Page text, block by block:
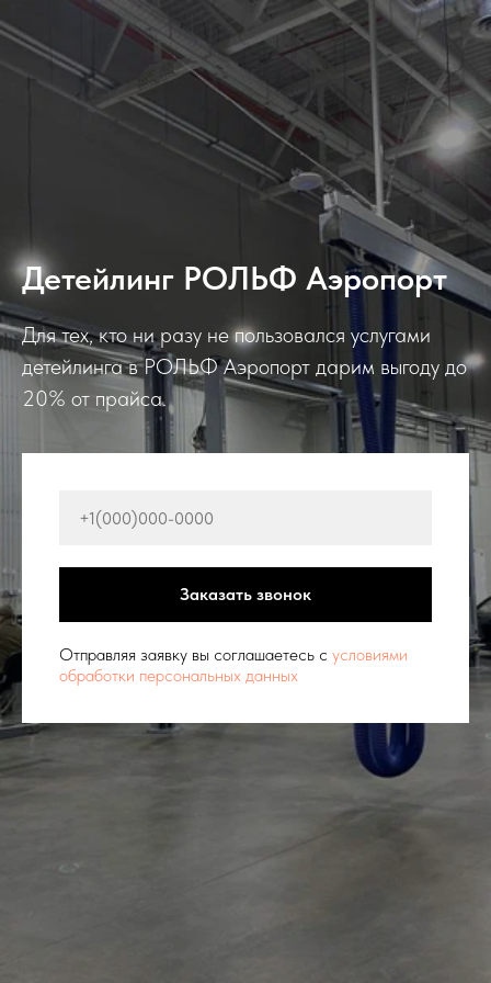
Детейлинг РОЛЬФ Аэропорт
Для тех, кто ни разу не пользовался услугами
детейлинга в РОЛЬФ Аэропорт дарим выгоду до
20% от прайса.
Заказать звонок
Отправляя заявку вы соглашаетесь с условиями
обработки персональных данных